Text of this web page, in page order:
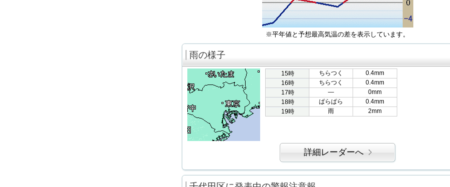
※平年値と予想最高気温の差を表示しています。
雨の様子
15時 ちらつく
0.4mm
16時
ちらつく
0.4mm
17時
―
0mm
18時
ぱらぱら
0.4mm
19時
雨 2mm
詳細レーダーへ